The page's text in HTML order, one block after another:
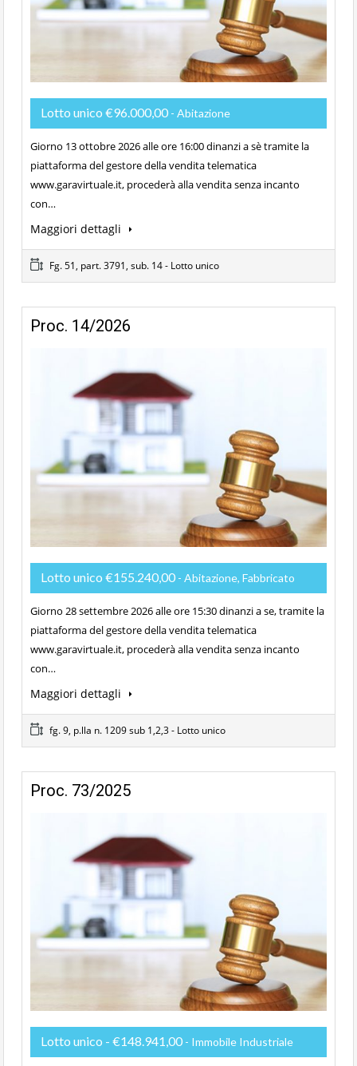
Lotto unico €96.000,00 - Abitazione
Giorno 13 ottobre 2026 alle ore 16:00 dinanzi a sè tramite la
piattaforma del gestore della vendita telematica
www.garavirtuale.it, procederà alla vendita senza incanto
con…
Maggiori dettagli
Fg. 51, part. 3791, sub. 14 - Lotto unico
Proc. 14/2026
Lotto unico €155.240,00 - Abitazione, Fabbricato
Giorno 28 settembre 2026 alle ore 15:30 dinanzi a se, tramite la
piattaforma del gestore della vendita telematica
www.garavirtuale.it, procederà alla vendita senza incanto
con…
Maggiori dettagli
fg. 9, p.lla n. 1209 sub 1,2,3 - Lotto unico
Proc. 73/2025
Lotto unico - €148.941,00 - Immobile Industriale